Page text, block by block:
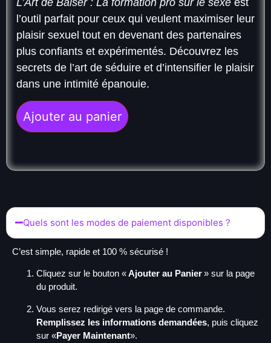
l’outil parfait pour ceux qui veulent maximiser leur
plaisir sexuel tout en devenant des partenaires
plus confiants et expérimentés. Découvrez les
secrets de l’art de séduire et d’intensifier le plaisir
dans une intimité épanouie.
Ajouter au panier
Quels sont les modes de paiement disponibles ?
C’est simple, rapide et 100 % sécurisé !
Cliquez sur le bouton «Ajouter au Panier» sur la page
du produit.
Vous serez redirigé vers la page de commande.
Remplissez les informations demandées, puis cliquez
sur «Payer Maintenant».